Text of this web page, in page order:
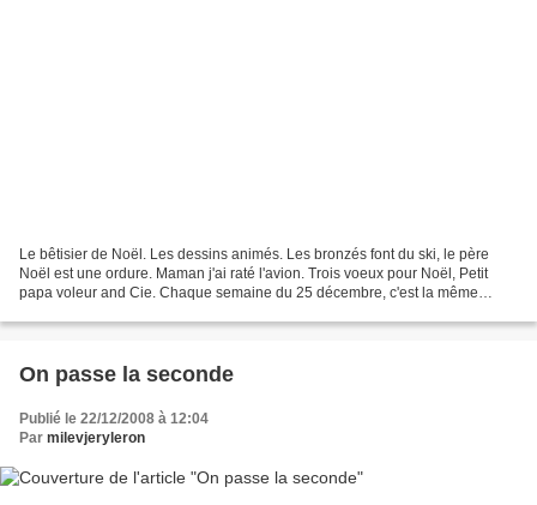
Le bêtisier de Noël. Les dessins animés. Les bronzés font du ski, le père
Noël est une ordure. Maman j'ai raté l'avion. Trois voeux pour Noël, Petit
papa voleur and Cie. Chaque semaine du 25 décembre, c'est la même
On passe la seconde
Publié le 22/12/2008 à 12:04
Par milevjeryleron